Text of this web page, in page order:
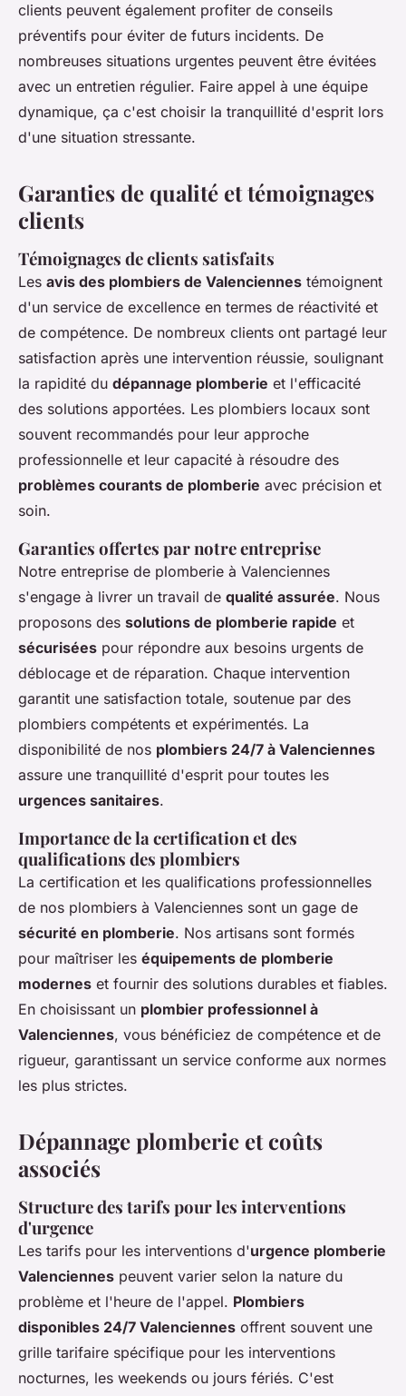
clients peuvent également profiter de conseils
préventifs pour éviter de futurs incidents. De
nombreuses situations urgentes peuvent être évitées
avec un entretien régulier. Faire appel à une équipe
dynamique, ça c'est choisir la tranquillité d'esprit lors
d'une situation stressante.
Garanties de qualité et témoignages
clients
Témoignages de clients satisfaits
Les avis des plombiers de Valenciennes témoignent
d'un service de excellence en termes de réactivité et
de compétence. De nombreux clients ont partagé leur
satisfaction après une intervention réussie, soulignant
la rapidité du dépannage plomberie et l'efficacité
des solutions apportées. Les plombiers locaux sont
souvent recommandés pour leur approche
professionnelle et leur capacité à résoudre des
problèmes courants de plomberie avec précision et
soin.
Garanties offertes par notre entreprise
Notre entreprise de plomberie à Valenciennes
s'engage à livrer un travail de qualité assurée. Nous
proposons des solutions de plomberie rapide et
sécurisées pour répondre aux besoins urgents de
déblocage et de réparation. Chaque intervention
garantit une satisfaction totale, soutenue par des
plombiers compétents et expérimentés. La
disponibilité de nos plombiers 24/7 à Valenciennes
assure une tranquillité d'esprit pour toutes les
urgences sanitaires.
Importance de la certification et des
qualifications des plombiers
La certification et les qualifications professionnelles
de nos plombiers à Valenciennes sont un gage de
sécurité en plomberie. Nos artisans sont formés
pour maîtriser les équipements de plomberie
modernes et fournir des solutions durables et fiables.
En choisissant un plombier professionnel à
Valenciennes, vous bénéficiez de compétence et de
rigueur, garantissant un service conforme aux normes
les plus strictes.
Dépannage plomberie et coûts
associés
Structure des tarifs pour les interventions
d'urgence
Les tarifs pour les interventions d'urgence plomberie
Valenciennes peuvent varier selon la nature du
problème et l'heure de l'appel. Plombiers
disponibles 24/7 Valenciennes offrent souvent une
grille tarifaire spécifique pour les interventions
nocturnes, les weekends ou jours fériés. C'est